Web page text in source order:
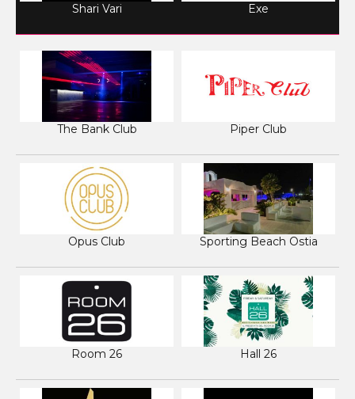
Shari Vari Exe
The Bank Club Piper Club
Opus Club Sporting Beach Ostia
Room 26 Hall 26